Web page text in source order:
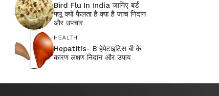
Bird Flu In India जानिए बर्ड
फ्लू क्यों फैलता है क्या है जांच निदान
और उपचार
HEALTH
Hepatitis- B हेपेटाइटिस बी के
कारण लक्षण निदान और उपाय